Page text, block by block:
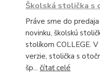
Školská stolička s
Práve sme do
novinku, školskú
stolíkom COLLEGE.
verzie, stolička s
šp... čítať celé